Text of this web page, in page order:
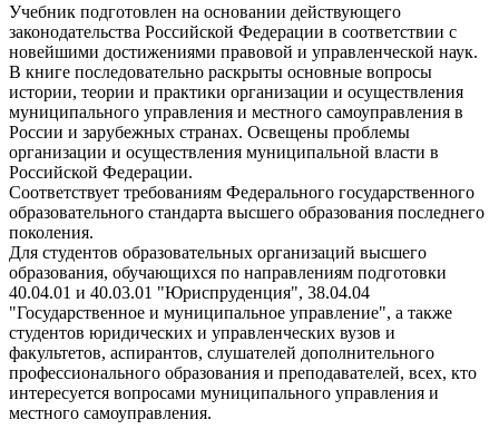
Учебник подготовлен на основании действующего
законодательства Российской Федерации в соответствии с
новейшими достижениями правовой и управленческой наук.
В книге последовательно раскрыты основные вопросы
истории, теории и практики организации и осуществления
муниципального управления и местного самоуправления в
России и зарубежных странах. Освещены проблемы
организации и осуществления муниципальной власти в
Российской Федерации.
Соответствует требованиям Федерального государственного
образовательного стандарта высшего образования последнего
поколения.
Для студентов образовательных организаций высшего
образования, обучающихся по направлениям подготовки
40.04.01 и 40.03.01 "Юриспруденция", 38.04.04
"Государственное и муниципальное управление", а также
студентов юридических и управленческих вузов и
факультетов, аспирантов, слушателей дополнительного
профессионального образования и преподавателей, всех, кто
интересуется вопросами муниципального управления и
местного самоуправления.